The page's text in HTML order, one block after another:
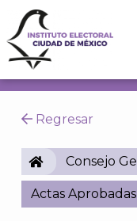
Regresar
IECMConsejo
Actas